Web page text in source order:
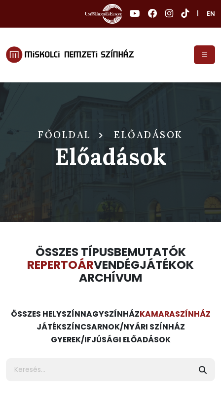
EN
FŐOLDAL ELŐADÁSOK
Előadások
ÖSSZES TÍPUSBEMUTATÓK
REPERTOÁRVENDÉGJÁTÉKOK
ARCHÍVUM
ÖSSZES HELYSZÍNNAGYSZÍNHÁZKAMARASZÍNHÁZ
JÁTÉKSZÍNCSARNOK/NYÁRI SZÍNHÁZ
GYEREK/IFJÚSÁGI ELŐADÁSOK